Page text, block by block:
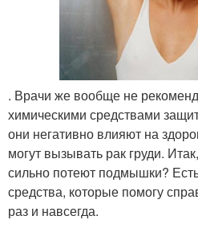
. Врачи же вообще не
химическими средствами
они негативно влияют на
могут вызывать рак груди.
сильно потеют подмышки?
средства, которые помогу
раз и навсегда.